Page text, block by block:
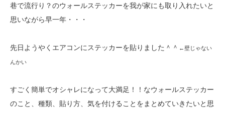
巷で流行り？のウォールステッカーを我が家にも取り入れたいと
思いながら早一年・・・
先日ようやくエアコンにステッカーを貼りました＾＾ ←壁じゃない
んかい
すごく簡単でオシャレになって大満足！！なウォールステッカー
のこと、種類、貼り方、気を付けることをまとめていきたいと思